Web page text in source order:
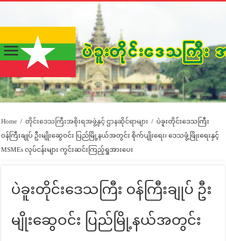
Home / တိုင်းဒေသကြီးအစိုးရအဖွဲ့နှင့် ဌာနဆိုင်ရာများ / ပဲခူးတိုင်းဒေသကြီး
ဝန်ကြီးချုပ် ဦးမျိုးဆွေဝင်း ပြည်မြို့နယ်အတွင်း စိုက်ပျိုးရေး၊ ဒေသဖွံ့ဖြိုးရေးနှင့်
MSMEs လုပ်ငန်းများ ကွင်းဆင်းကြည့်ရှုအားပေး
ပဲခူးတိုင်းဒေသကြီး ဝန်ကြီးချုပ် ဦး
မျိုးဆွေဝင်း ပြည်မြို့နယ်အတွင်း